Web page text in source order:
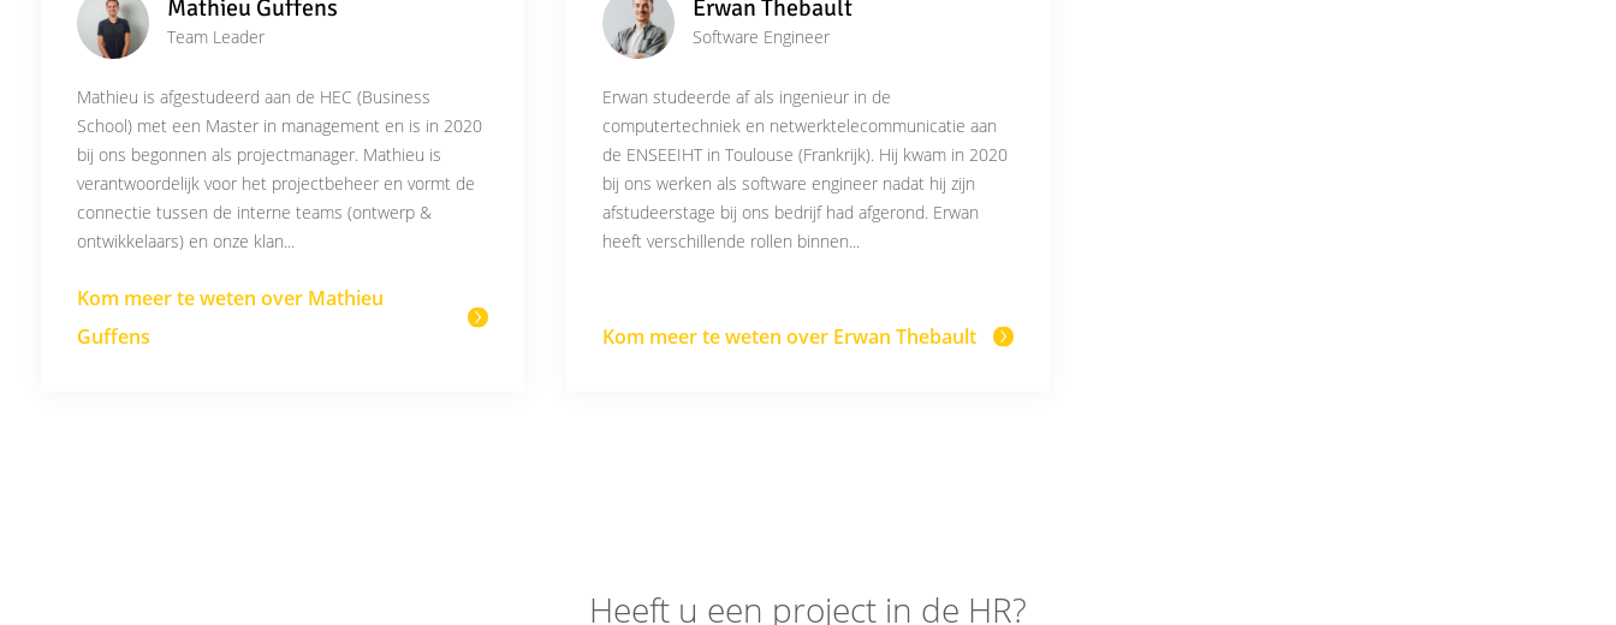
Mathieu Guffens
Team Leader
Mathieu is afgestudeerd aan de HEC (Business
School) met een Master in management en is in 2020
bij ons begonnen als projectmanager. Mathieu is
verantwoordelijk voor het projectbeheer en vormt de
connectie tussen de interne teams (ontwerp &
ontwikkelaars) en onze klan...
Kom meer te weten over Mathieu
Guffens
Erwan Thebault
Software Engineer
Erwan studeerde af als ingenieur in de
computertechniek en netwerktelecommunicatie aan
de ENSEEIHT in Toulouse (Frankrijk). Hij kwam in 2020
bij ons werken als software engineer nadat hij zijn
afstudeerstage bij ons bedrijf had afgerond. Erwan
heeft verschillende rollen binnen...
Kom meer te weten over Erwan Thebault
Heeft u een project in de HR?